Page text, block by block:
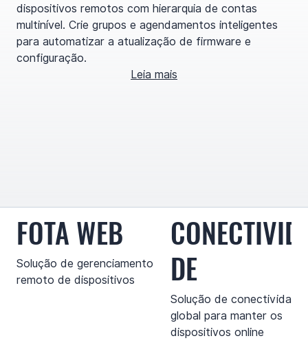
dispositivos remotos com hierarquia de contas
multinível. Crie grupos e agendamentos inteligentes
para automatizar a atualização de firmware e
configuração.
Leia mais
FOTA WEB
Solução de gerenciamento
remoto de dispositivos
DE
Solução de conectividade
global para manter os
dispositivos online